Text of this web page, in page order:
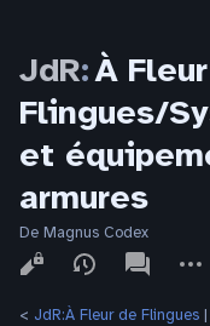
JdR:À
Flingues/
et
armures
De Magnus Codex
Affichages
associated-
pages
actions
< JdR:À Fleur de Flingues ‎ |